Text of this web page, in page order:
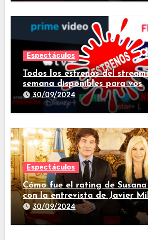
Espectáculos
Todos los estrenos del
semana disponibles para vos
30/09/2024
Espectáculos
Cómo fue el rating de
con la entrevista de Javier
30/09/2024